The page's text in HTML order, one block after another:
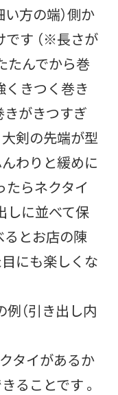
い方の端）側か
です （※長さが
たんでから巻
くきつく巻き
きがきつすぎ
剣の先端が型
わりと緩めに
たらネクタイ
しに並べて保
るとお店の陳
にも楽しくな
（引き出し内
タイがあるか
ることです 。